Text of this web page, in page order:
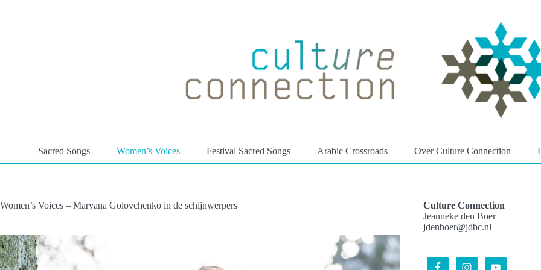
Sacred Songs Women’s Voices Festival Sacred Songs Arabic Crossroads Over Culture Connection
Women’s Voices – Maryana Golovchenko in de schijnwerpers
Culture Connection
Jeanneke den Boer
jdenboer@jdbc.nl